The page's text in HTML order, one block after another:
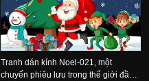
Tranh dán kính Noel-021, một
chuyến phiêu lưu trong thế giới đầy